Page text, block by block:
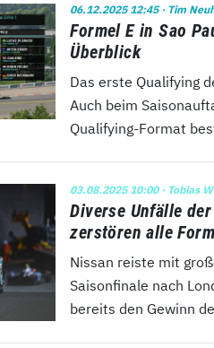
06.12.2025 12:45· Tim
Formel E in Sao
Überblick
Das erste Qualifying
Auch beim
Qualifying-Format
03.08.2025 10:00· Tobias
Diverse Unfälle
zerstören alle
Nissan reiste mit
Saisonfinale nach
bereits den Gewinn